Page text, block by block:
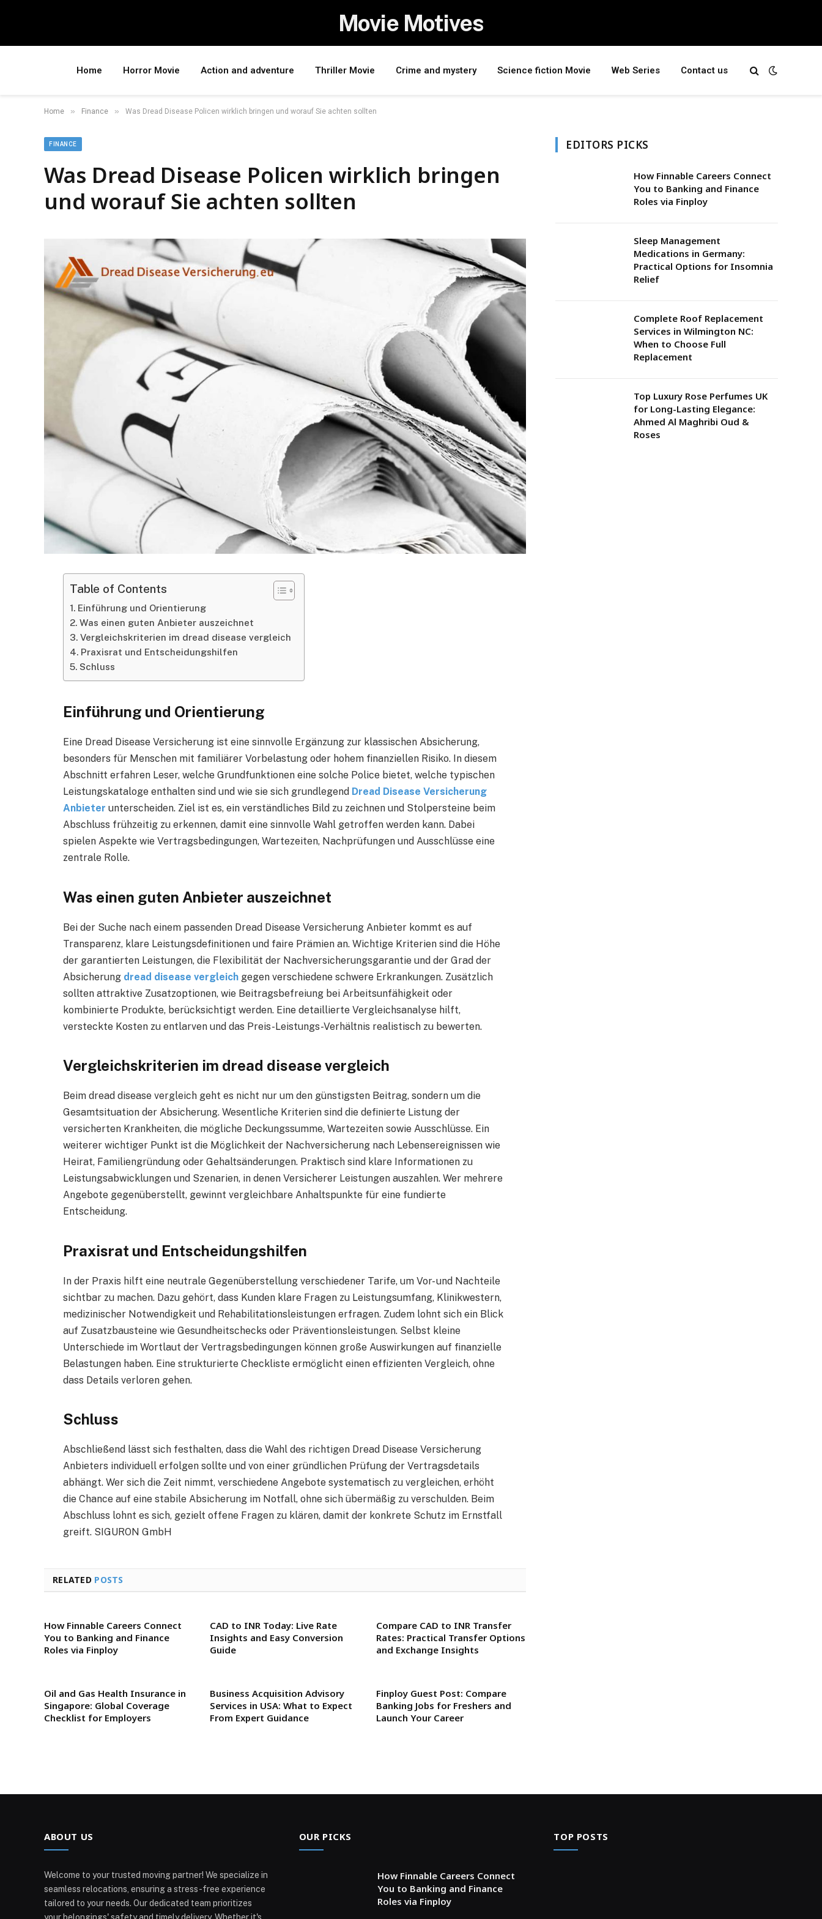
Movie Motives
Home Horror Movie Action and adventure Thriller Movie Crime and mystery Science fiction Movie Web Series Contact us
Home » Finance » Was Dread Disease Policen wirklich bringen und worauf Sie achten sollten
FINANCE
Was Dread Disease Policen wirklich bringen
und worauf Sie achten sollten
Table of Contents
Einführung und Orientierung
Was einen guten Anbieter auszeichnet
Vergleichskriterien im dread disease vergleich
Praxisrat und Entscheidungshilfen
Schluss
Einführung und Orientierung
Eine Dread Disease Versicherung ist eine sinnvolle Ergänzung zur klassischen Absicherung,
besonders für Menschen mit familiärer Vorbelastung oder hohem finanziellen Risiko. In diesem
Abschnitt erfahren Leser, welche Grundfunktionen eine solche Police bietet, welche typischen
Leistungskataloge enthalten sind und wie sie sich grundlegend Dread Disease Versicherung
Anbieter unterscheiden. Ziel ist es, ein verständliches Bild zu zeichnen und Stolpersteine beim
Abschluss frühzeitig zu erkennen, damit eine sinnvolle Wahl getroffen werden kann. Dabei
spielen Aspekte wie Vertragsbedingungen, Wartezeiten, Nachprüfungen und Ausschlüsse eine
zentrale Rolle.
Was einen guten Anbieter auszeichnet
Bei der Suche nach einem passenden Dread Disease Versicherung Anbieter kommt es auf
Transparenz, klare Leistungsdefinitionen und faire Prämien an. Wichtige Kriterien sind die Höhe
der garantierten Leistungen, die Flexibilität der Nachversicherungsgarantie und der Grad der
Absicherung dread disease vergleich gegen verschiedene schwere Erkrankungen. Zusätzlich
sollten attraktive Zusatzoptionen, wie Beitragsbefreiung bei Arbeitsunfähigkeit oder
kombinierte Produkte, berücksichtigt werden. Eine detaillierte Vergleichsanalyse hilft,
versteckte Kosten zu entlarven und das Preis-Leistungs-Verhältnis realistisch zu bewerten.
Vergleichskriterien im dread disease vergleich
Beim dread disease vergleich geht es nicht nur um den günstigsten Beitrag, sondern um die
Gesamtsituation der Absicherung. Wesentliche Kriterien sind die definierte Listung der
versicherten Krankheiten, die mögliche Deckungssumme, Wartezeiten sowie Ausschlüsse. Ein
weiterer wichtiger Punkt ist die Möglichkeit der Nachversicherung nach Lebensereignissen wie
Heirat, Familiengründung oder Gehaltsänderungen. Praktisch sind klare Informationen zu
Leistungsabwicklungen und Szenarien, in denen Versicherer Leistungen auszahlen. Wer mehrere
Angebote gegenüberstellt, gewinnt vergleichbare Anhaltspunkte für eine fundierte
Entscheidung.
Praxisrat und Entscheidungshilfen
In der Praxis hilft eine neutrale Gegenüberstellung verschiedener Tarife, um Vor- und Nachteile
sichtbar zu machen. Dazu gehört, dass Kunden klare Fragen zu Leistungsumfang, Klinikwestern,
medizinischer Notwendigkeit und Rehabilitationsleistungen erfragen. Zudem lohnt sich ein Blick
auf Zusatzbausteine wie Gesundheitschecks oder Präventionsleistungen. Selbst kleine
Unterschiede im Wortlaut der Vertragsbedingungen können große Auswirkungen auf finanzielle
Belastungen haben. Eine strukturierte Checkliste ermöglicht einen effizienten Vergleich, ohne
dass Details verloren gehen.
Schluss
Abschließend lässt sich festhalten, dass die Wahl des richtigen Dread Disease Versicherung
Anbieters individuell erfolgen sollte und von einer gründlichen Prüfung der Vertragsdetails
abhängt. Wer sich die Zeit nimmt, verschiedene Angebote systematisch zu vergleichen, erhöht
die Chance auf eine stabile Absicherung im Notfall, ohne sich übermäßig zu verschulden. Beim
Abschluss lohnt es sich, gezielt offene Fragen zu klären, damit der konkrete Schutz im Ernstfall
greift. SIGURON GmbH
RELATED POSTS
How Finnable Careers Connect
You to Banking and Finance
Roles via Finploy
CAD to INR Today: Live Rate
Insights and Easy Conversion
Guide
Compare CAD to INR Transfer
Rates: Practical Transfer Options
and Exchange Insights
Oil and Gas Health Insurance in
Singapore: Global Coverage
Checklist for Employers
Business Acquisition Advisory
Services in USA: What to Expect
From Expert Guidance
Finploy Guest Post: Compare
Banking Jobs for Freshers and
Launch Your Career
EDITORS PICKS
How Finnable Careers Connect
You to Banking and Finance
Roles via Finploy
Sleep Management
Medications in Germany:
Practical Options for Insomnia
Relief
Complete Roof Replacement
Services in Wilmington NC:
When to Choose Full
Replacement
Top Luxury Rose Perfumes UK
for Long-Lasting Elegance:
Ahmed Al Maghribi Oud &
Roses
ABOUT US
Welcome to your trusted moving partner! We specialize in
seamless relocations, ensuring a stress-free experience
tailored to your needs. Our dedicated team prioritizes
OUR PICKS
How Finnable Careers Connect
You to Banking and Finance
Roles via Finploy
TOP POSTS